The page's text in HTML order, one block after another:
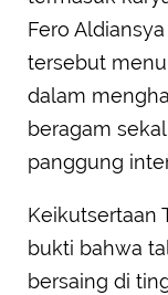
Fero
tersebut
dalam
beragam
panggung
Keikutsertaan
bukti bahwa
bersaing di